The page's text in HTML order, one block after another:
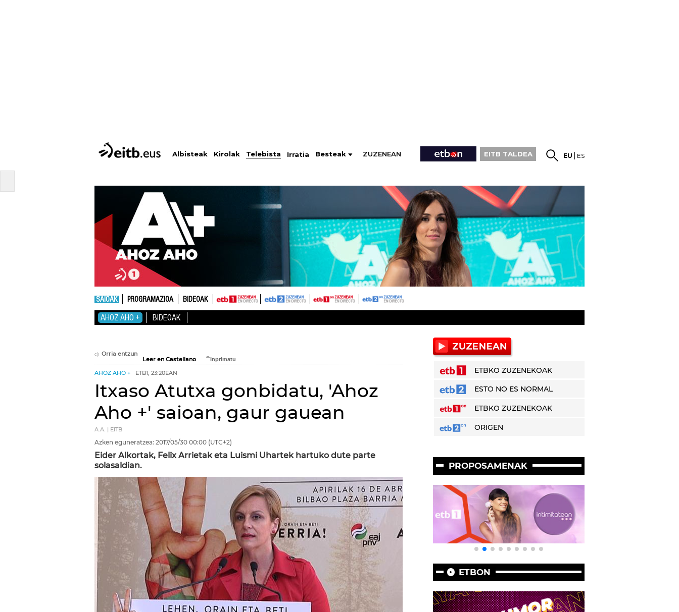
Albisteak Kirolak Telebista Irratia Besteak ZUZENEAN EITB TALDEA EU ES
SAIOAK PROGRAMAZIOA BIDEOAK
AHOZ AHO + BIDEOAK
Orria entzun
Leer en Castellano
AHOZ AHO + ETB1, 23:20EAN
Itxaso Atutxa gonbidatu, 'Ahoz
Aho +' saioan, gaur gauean
A.A. | EITB
Azken eguneratzea: 2017/05/30 00:00 (UTC+2)
Eider Alkortak, Felix Arrietak eta Luismi Uhartek hartuko dute parte
solasaldian.
ETBKO ZUZENEKOAK
ESTO NO ES NORMAL
ETBKO ZUZENEKOAK
ORIGEN
PROPOSAMENAK
ETBON